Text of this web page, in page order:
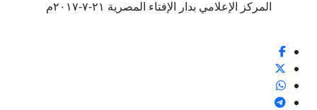
المركز الإعلامي بدار الإفتاء المصرية ٢١-٧-٢٠١٧م